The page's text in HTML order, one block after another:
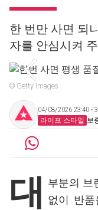
한 번만 사면 되
자를 안심시켜
© Getty Images
04/08/2026 23:40 ‧
라이프 스타일 보
대 부분의 브
없이 반